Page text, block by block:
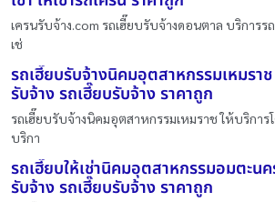
เครนรับจ้าง.com รถเฮี๊ยบรับจ้างดอนตาล บริการร
เช่
รถเฮี๊ยบรับจ้างนิคมอุตสาหกรรมเหมรา
รับจ้าง รถเฮี๊ยบรับจ้าง ราคาถูก
รถเฮี๊ยบรับจ้างนิคมอุตสาหกรรมเหมราช ให้บริการ
บริกา
รถเฮี๊ยบให้เช่านิคมอุตสาหกรรมอมตะน
รับจ้าง รถเฮี๊ยบรับจ้าง ราคาถูก